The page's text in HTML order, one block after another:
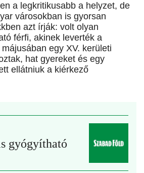
a legkritikusabb a helyzet, de
városokban is gyorsan
azt írják: volt olyan
férfi, akinek leverték a
egy XV. kerületi
hat gyereket és egy
ellátniuk a kiérkező
gyógyítható